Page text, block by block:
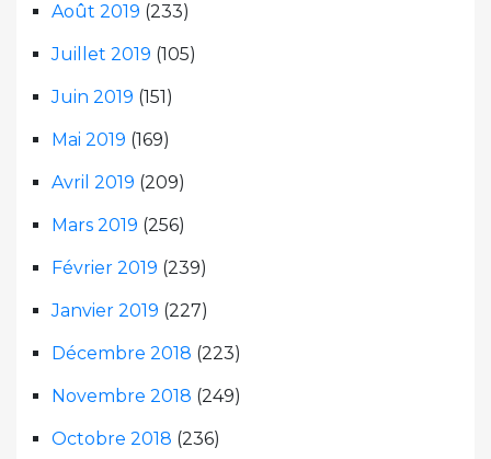
Août 2019 (233)
Juillet 2019 (105)
Juin 2019 (151)
Mai 2019 (169)
Avril 2019 (209)
Mars 2019 (256)
Février 2019 (239)
Janvier 2019 (227)
Décembre 2018 (223)
Novembre 2018 (249)
Octobre 2018 (236)